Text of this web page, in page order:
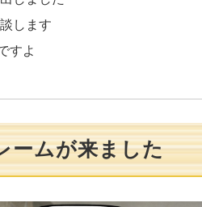
します
すよ
ームが来ました